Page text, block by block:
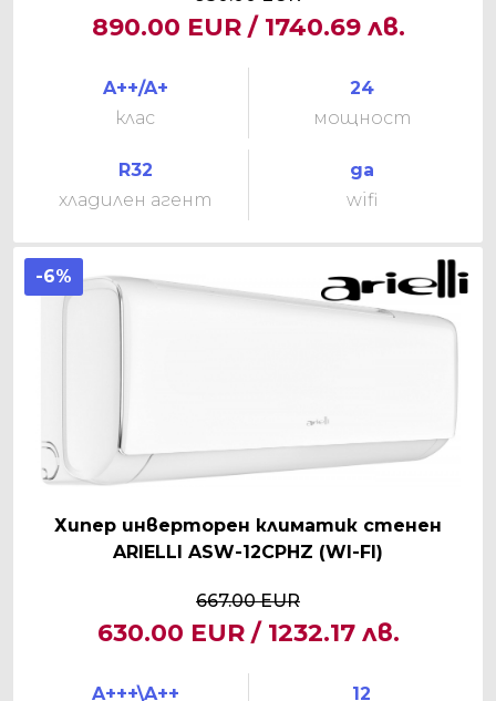
890.00 EUR / 1740.69 лв.
A++/A+
клас
24
мощност
R32
хладилен агент
да
wifi
-6%
Хипер инверторен климатик стенен
ARIELLI ASW-12CPHZ (WI-FI)
667.00 EUR
630.00 EUR / 1232.17 лв.
A+++\A++ 12